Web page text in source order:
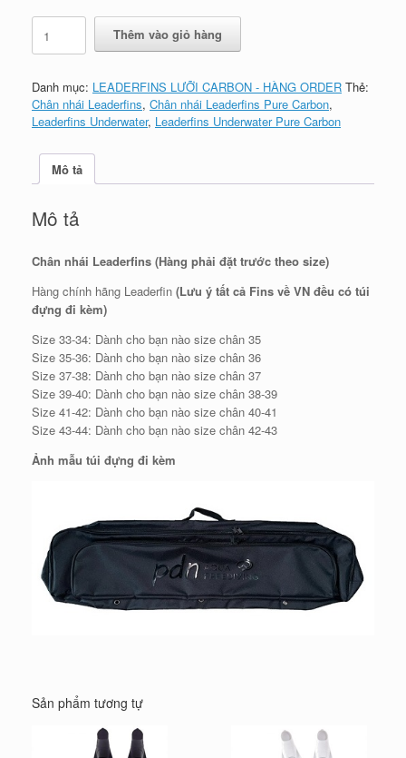
Chân
nhái
Leaderfins
-
Pure
Carbon
lượng
Thêm vào giỏ hàng
Danh mục: LEADERFINS LƯỠI CARBON - HÀNG ORDER Thẻ:
Chân nhái Leaderfins, Chân nhái Leaderfins Pure Carbon,
Leaderfins Underwater, Leaderfins Underwater Pure Carbon
Mô tả
Mô tả
Chân nhái Leaderfins (Hàng phải đặt trước theo size)
Hàng chính hãng Leaderfin (Lưu ý tất cả Fins về VN đều có túi
đựng đi kèm)
Size 33-34: Dành cho bạn nào size chân 35
Size 35-36: Dành cho bạn nào size chân 36
Size 37-38: Dành cho bạn nào size chân 37
Size 39-40: Dành cho bạn nào size chân 38-39
Size 41-42: Dành cho bạn nào size chân 40-41
Size 43-44: Dành cho bạn nào size chân 42-43
Ảnh mẫu túi đựng đi kèm
Sản phẩm tương tự